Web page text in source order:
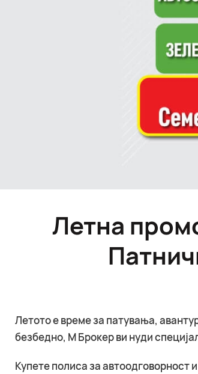
Летна
Летото е време за патувања,
безбедно, М Брокер ви нуди
Купете полиса за автоодговорност